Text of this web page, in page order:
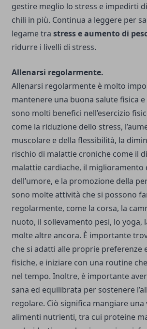
gestire meglio lo stress e impedirti
chili in più. Continua a leggere per
legame tra stress e aumento di
ridurre i livelli di stress.
Allenarsi regolarmente.
Allenarsi regolarmente è molto
mantenere una buona salute fisica e
sono molti benefici nell’esercizio
come la riduzione dello stress,
muscolare e della flessibilità, la
rischio di malattie croniche come il
malattie cardiache, il miglioramento
dell’umore, e la promozione della
sono molte attività che si possono
regolarmente, come la corsa, la
nuoto, il sollevamento pesi, lo yoga,
molte altre ancora. È importante
che si adatti alle proprie preferenze
fisiche, e iniziare con una routine
nel tempo. Inoltre, è importante
sana ed equilibrata per sostenere
regolare. Ciò significa mangiare una
alimenti nutrienti, tra cui proteine